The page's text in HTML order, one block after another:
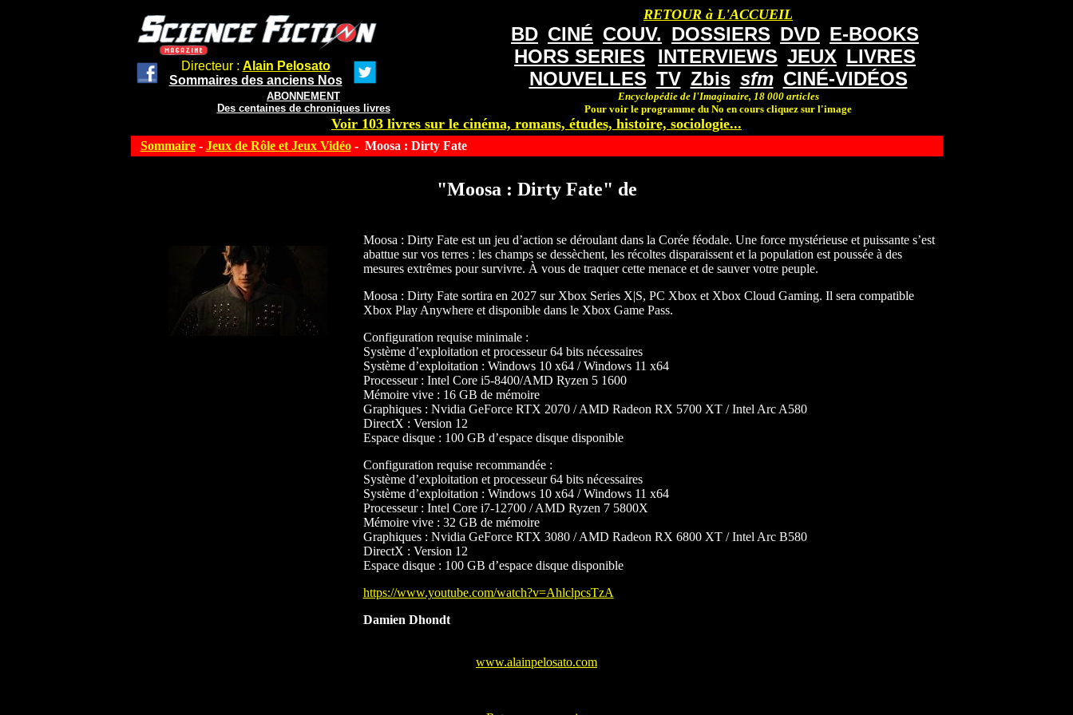
Directeur : Alain Pelosato
Sommaires des anciens Nos
ABONNEMENT
Des centaines de chroniques livres
RETOUR à L'ACCUEIL
BD CINÉ COUV. DOSSIERS DVD E-BOOKS
HORS SERIES
INTERVIEWS JEUX LIVRES
NOUVELLES TV Zbis sfm CINÉ-VIDÉOS
Encyclopédie de l'Imaginaire, 18 000 articles
Pour voir le programme du No en cours cliquez sur l'image
Voir 103 livres sur le cinéma, romans, études, histoire, sociologie...
Sommaire- Jeux de Rôle et Jeux Vidéo- Moosa : Dirty Fate
"Moosa : Dirty Fate" de
Moosa : Dirty Fate est un jeu d’action se déroulant dans la Corée féodale. Une force mystérieuse et puissante s’est
abattue sur vos terres : les champs se dessèchent, les récoltes disparaissent et la population est poussée à des
mesures extrêmes pour survivre. À vous de traquer cette menace et de sauver votre peuple.
Moosa : Dirty Fate sortira en 2027 sur Xbox Series X|S, PC Xbox et Xbox Cloud Gaming. Il sera compatible
Xbox Play Anywhere et disponible dans le Xbox Game Pass.
Configuration requise minimale :
Système d’exploitation et processeur 64 bits nécessaires
Système d’exploitation : Windows 10 x64 / Windows 11 x64
Processeur : Intel Core i5-8400/AMD Ryzen 5 1600
Mémoire vive : 16 GB de mémoire
Graphiques : Nvidia GeForce RTX 2070 / AMD Radeon RX 5700 XT / Intel Arc A580
DirectX : Version 12
Espace disque : 100 GB d’espace disque disponible
Configuration requise recommandée :
Système d’exploitation et processeur 64 bits nécessaires
Système d’exploitation : Windows 10 x64 / Windows 11 x64
Processeur : Intel Core i7-12700 / AMD Ryzen 7 5800X
Mémoire vive : 32 GB de mémoire
Graphiques : Nvidia GeForce RTX 3080 / AMD Radeon RX 6800 XT / Intel Arc B580
DirectX : Version 12
Espace disque : 100 GB d’espace disque disponible
https://www.youtube.com/watch?v=AhlclpcsTzA
Damien Dhondt
www.alainpelosato.com